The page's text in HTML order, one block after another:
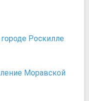
Роскилле
Моравской